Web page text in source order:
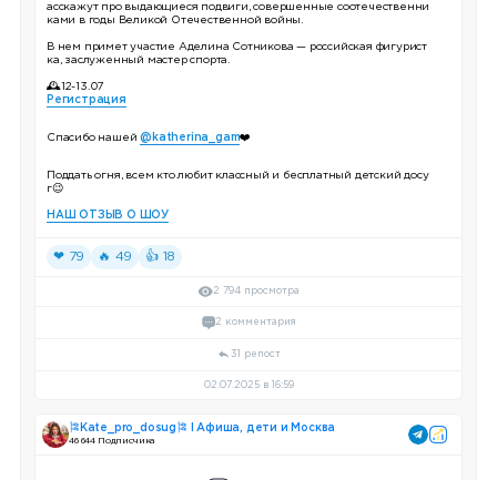
асскажут про выдающиеся подвиги, совершенные соотечественни
ками в годы Великой Отечественной войны.
В нем примет участие Аделина Сотникова — российская фигурист
ка, заслуженный мастер спорта.
🕰12-13.07
Регистрация
Спасибо нашей@katherina_gam❤️
Поддать огня, всем кто любит классный и бесплатный детский досу
г😉
НАШ ОТЗЫВ О ШОУ
❤ 79 🔥 49 👍 18
2 794 просмотра
2 комментария
31 репост
02.07.2025 в 16:59
🎏Kate_pro_dosug🎏 I Афиша, дети и Москва
46 644 Подписчика